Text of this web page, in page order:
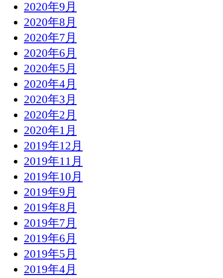
2020年9月
2020年8月
2020年7月
2020年6月
2020年5月
2020年4月
2020年3月
2020年2月
2020年1月
2019年12月
2019年11月
2019年10月
2019年9月
2019年8月
2019年7月
2019年6月
2019年5月
2019年4月